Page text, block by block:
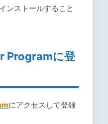
ンストールすること
Programに登
にアクセスして登録